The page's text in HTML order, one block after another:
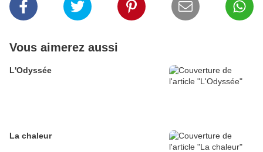
Vous aimerez aussi
L'Odyssée
La chaleur